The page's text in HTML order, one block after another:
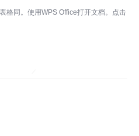
格同。使用WPS Office打开文档。点击